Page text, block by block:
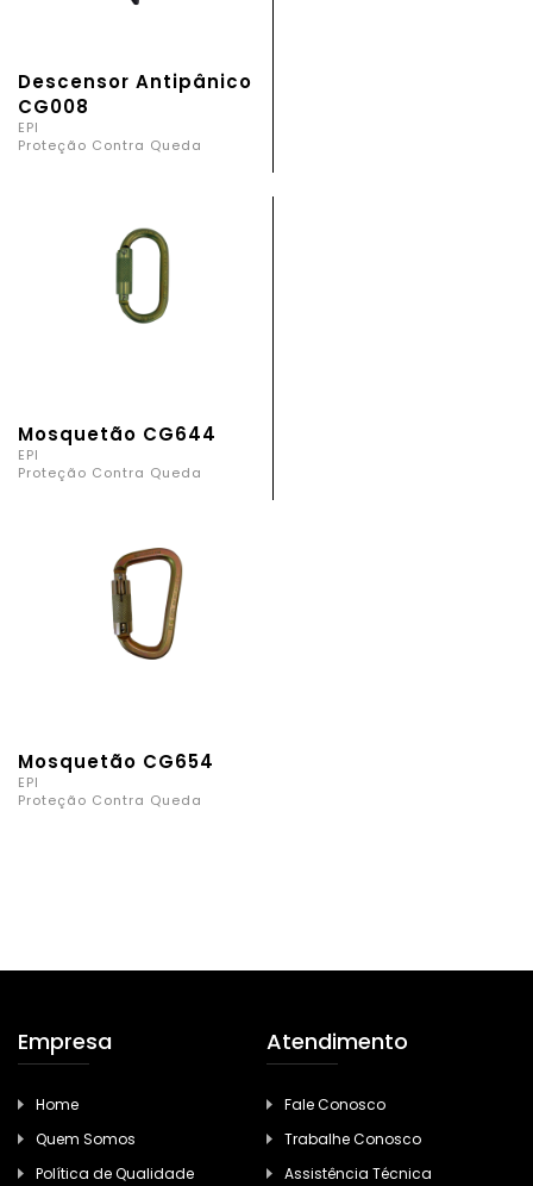
Descensor Antipânico
CG008
EPI
Proteção Contra Queda
Mosquetão CG644
EPI
Proteção Contra Queda
Mosquetão CG654
EPI
Proteção Contra Queda
Empresa
Home
Quem Somos
Política de Qualidade
Atendimento
Fale Conosco
Trabalhe Conosco
Assistência Técnica